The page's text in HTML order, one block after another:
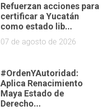
Refuerzan acciones para
certificar a Yucatán
como estado lib...
07 de agosto de 2026
#OrdenYAutoridad:
Aplica Renacimiento
Maya Estado de
Derecho...